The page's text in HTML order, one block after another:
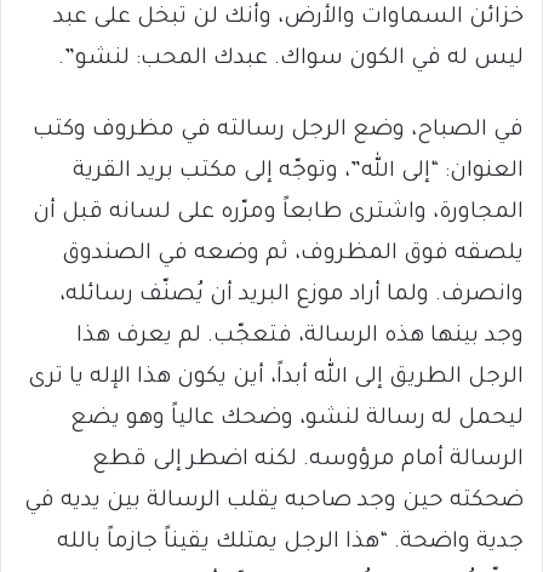
خزائن السماوات والأرض، وأنك لن تبخل على عبد
ليس له في الكون سواك. عبدك المحب: لنشو”.
في الصباح، وضع الرجل رسالته في مظروف وكتب
العنوان: “إلى الله”، وتوجّه إلى مكتب بريد القرية
المجاورة، واشترى طابعاً ومرّره على لسانه قبل أن
يلصقه فوق المظروف، ثم وضعه في الصندوق
وانصرف. ولما أراد موزع البريد أن يُصنّف رسائله،
وجد بينها هذه الرسالة، فتعجّب. لم يعرف هذا
الرجل الطريق إلى الله أبداً، أين يكون هذا الإله يا ترى
ليحمل له رسالة لنشو، وضحك عالياً وهو يضع
الرسالة أمام مرؤوسه. لكنه اضطر إلى قطع
ضحكته حين وجد صاحبه يقلب الرسالة بين يديه في
جدية واضحة. “هذا الرجل يمتلك يقيناً جازماً بالله